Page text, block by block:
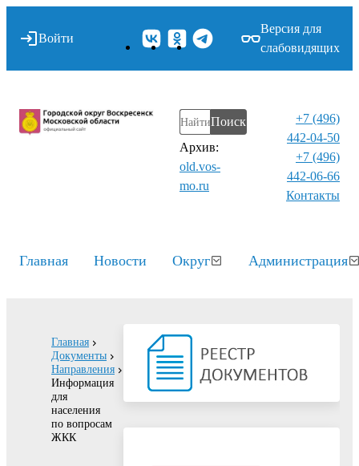
Войти
Версия для
слабовидящих
Поиск
Архив:
old.vos-
mo.ru
+7 (496)
442-04-50
+7 (496)
442-06-66
Контакты⁠
Главная Новости Округ Администрация
Главная
Документы
Направления
Информация
для
населения
по вопросам
ЖКК